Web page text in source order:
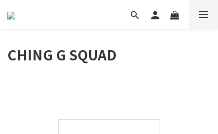
CHING G SQUAD